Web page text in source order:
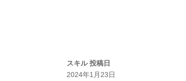
スキル 投稿日
2024年1月23日